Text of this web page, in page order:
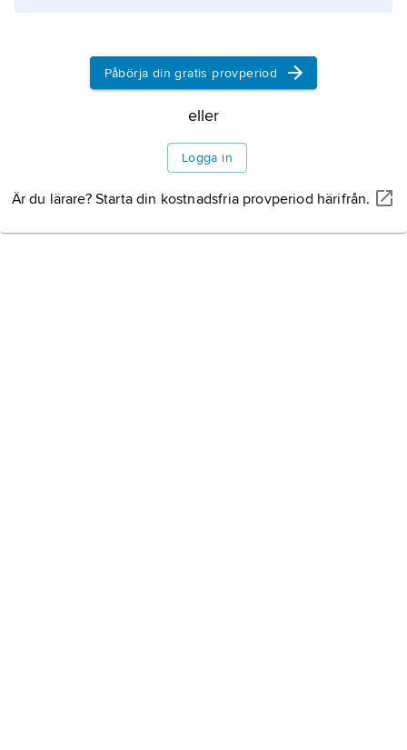
Påbörja din gratis provperiod
eller
Logga in
Är du lärare? Starta din kostnadsfria provperiod härifrån.